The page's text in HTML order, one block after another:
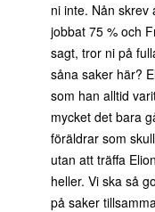
ni inte. Nån skrev
jobbat 75 % och
sagt, tror ni på
såna saker här?
som han alltid
mycket det bara
föräldrar som
utan att träffa
heller. Vi ska så
på saker